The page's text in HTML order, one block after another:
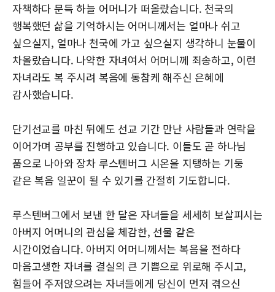
자책하다 문득 하늘 어머니가 떠올랐습니다. 천국의
행복했던 삶을 기억하시는 어머니께서는 얼마나 쉬고
싶으실지, 얼마나 천국에 가고 싶으실지 생각하니 눈물이
차올랐습니다. 나약한 자녀여서 어머니께 죄송하고, 이런
자녀라도 복 주시려 복음에 동참케 해주신 은혜에
감사했습니다.
단기선교를 마친 뒤에도 선교 기간 만난 사람들과 연락을
이어가며 공부를 진행하고 있습니다. 이들도 곧 하나님
품으로 나아와 장차 루스텐버그 시온을 지탱하는 기둥
같은 복음 일꾼이 될 수 있기를 간절히 기도합니다.
루스텐버그에서 보낸 한 달은 자녀들을 세세히 보살피시는
아버지 어머니의 관심을 체감한, 선물 같은
시간이었습니다. 아버지 어머니께서는 복음을 전하다
마음고생한 자녀를 결실의 큰 기쁨으로 위로해 주시고,
힘들어 주저앉으려는 자녀들에게 당신이 먼저 겪으신